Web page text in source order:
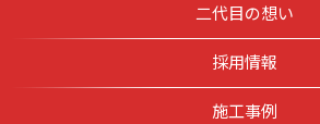
二代目の想い
採用情報
施工事例